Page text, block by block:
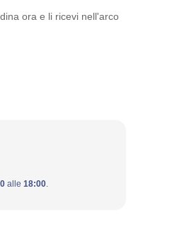
ora e li ricevi nell'arco
alle 18:00.